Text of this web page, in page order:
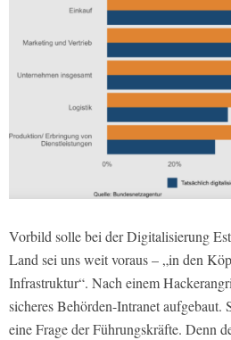
Vorbild solle bei der Digitalisierung
Land sei uns weit voraus – „in den
Infrastruktur“. Nach einem
sicheres Behörden-Intranet aufgebaut.
eine Frage der Führungskräfte. Denn